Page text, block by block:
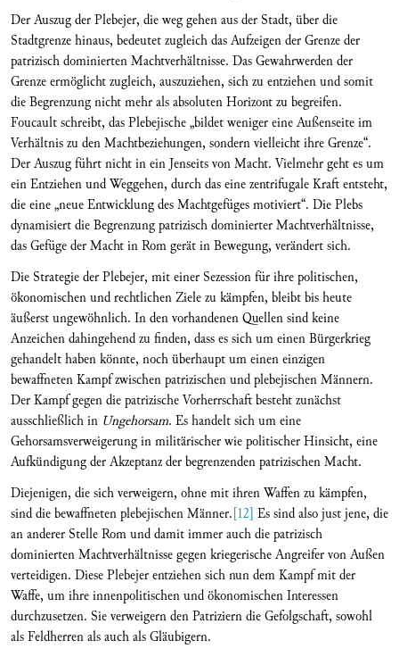
Der Auszug der Plebejer, die weg gehen aus der Stadt, über die
Stadtgrenze hinaus, bedeutet zugleich das Aufzeigen der Grenze der
patrizisch dominierten Machtverhältnisse. Das Gewahrwerden der
Grenze ermöglicht zugleich, auszuziehen, sich zu entziehen und somit
die Begrenzung nicht mehr als absoluten Horizont zu begreifen.
Foucault schreibt, das Plebejische „bildet weniger eine Außenseite im
Verhältnis zu den Machtbeziehungen, sondern vielleicht ihre Grenze“.
Der Auszug führt nicht in ein Jenseits von Macht. Vielmehr geht es um
ein Entziehen und Weggehen, durch das eine zentrifugale Kraft entsteht,
die eine „neue Entwicklung des Machtgefüges motiviert“. Die Plebs
dynamisiert die Begrenzung patrizisch dominierter Machtverhältnisse,
das Gefüge der Macht in Rom gerät in Bewegung, verändert sich.
Die Strategie der Plebejer, mit einer Sezession für ihre politischen,
ökonomischen und rechtlichen Ziele zu kämpfen, bleibt bis heute
äußerst ungewöhnlich. In den vorhandenen Quellen sind keine
Anzeichen dahingehend zu finden, dass es sich um einen Bürgerkrieg
gehandelt haben könnte, noch überhaupt um einen einzigen
bewaffneten Kampf zwischen patrizischen und plebejischen Männern.
Der Kampf gegen die patrizische Vorherrschaft besteht zunächst
ausschließlich in Ungehorsam. Es handelt sich um eine
Gehorsamsverweigerung in militärischer wie politischer Hinsicht, eine
Aufkündigung der Akzeptanz der begrenzenden patrizischen Macht.
Diejenigen, die sich verweigern, ohne mit ihren Waffen zu kämpfen,
sind die bewaffneten plebejischen Männer.[12] Es sind also just jene, die
an anderer Stelle Rom und damit immer auch die patrizisch
dominierten Machtverhältnisse gegen kriegerische Angreifer von Außen
verteidigen. Diese Plebejer entziehen sich nun dem Kampf mit der
Waffe, um ihre innenpolitischen und ökonomischen Interessen
durchzusetzen. Sie verweigern den Patriziern die Gefolgschaft, sowohl
als Feldherren als auch als Gläubigern.